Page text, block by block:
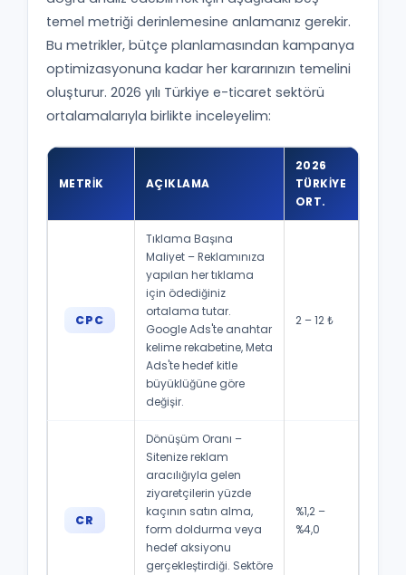
temel metriği derinlemesine anlamanız gerekir.
Bu metrikler, bütçe planlamasından kampanya
optimizasyonuna kadar her kararınızın temelini
oluşturur. 2026 yılı Türkiye e-ticaret sektörü
ortalamalarıyla birlikte inceleyelim:
METRIK AÇIKLAMA
2026
TÜRKIYE
ORT.
CPC
Tıklama Başına
Maliyet – Reklamınıza
yapılan her tıklama
için ödediğiniz
ortalama tutar.
Google Ads'te anahtar
kelime rekabetine, Meta
Ads'te hedef kitle
büyüklüğüne göre
değişir.
2 – 12 ₺
CR
Dönüşüm Oranı –
Sitenize reklam
aracılığıyla gelen
ziyaretçilerin yüzde
kaçının satın alma,
form doldurma veya
hedef aksiyonu
gerçekleştirdiği. Sektöre
%1,2 –
%4,0